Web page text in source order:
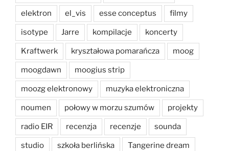
elektron el_vis esse conceptus filmy
isotype Jarre kompilacje koncerty
Kraftwerk kryształowa pomarańcza moog
moogdawn moogius strip
moozg elektronowy muzyka elektroniczna
noumen połowy w morzu szumów projekty
radio EIR recenzja recenzje sounda
studio szkoła berlińska Tangerine dream